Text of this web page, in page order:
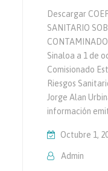
Descargar
SANITARIO
Sinaloa a 1 de
Comisionado
Riesgos
Jorge Alan
información
Octubre 1,
Admin